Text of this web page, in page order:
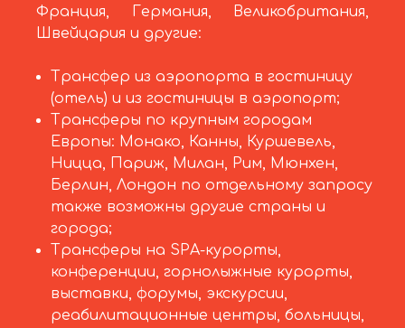
Франция, Германия, Великобритания,
Швейцария и другие:
Трансфер из аэропорта в гостиницу
(отель) и из гостиницы в аэропорт;
Трансферы по крупным городам
Европы: Монако, Канны, Куршевель,
Ницца, Париж, Милан, Рим, Мюнхен,
Берлин, Лондон по отдельному запросу
также возможны другие страны и
города;
Трансферы на SPA-курорты,
конференции, горнолыжные курорты,
выставки, форумы, экскурсии,
реабилитационные центры, больницы,